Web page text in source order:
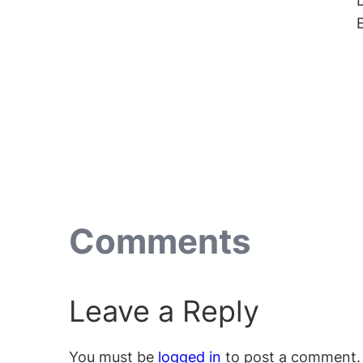
Comments
Leave a Reply
You must be logged in to post a comment.